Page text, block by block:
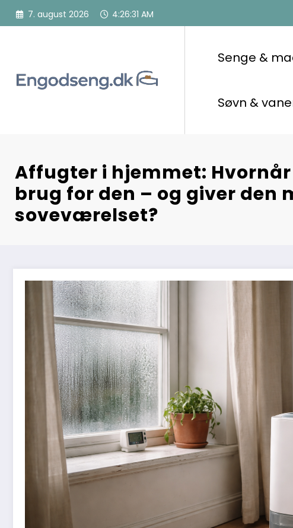
7. august 2026 4:26:32 AM
Senge &
Søvn &
Affugter i hjemmet:
brug for den – og giver den
soveværelset?